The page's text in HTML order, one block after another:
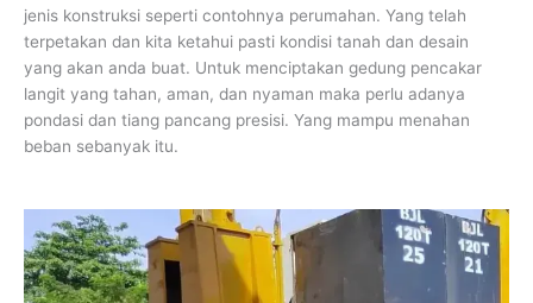
jenis konstruksi seperti contohnya perumahan. Yang telah
terpetakan dan kita ketahui pasti kondisi tanah dan desain
yang akan anda buat. Untuk menciptakan gedung pencakar
langit yang tahan, aman, dan nyaman maka perlu adanya
pondasi dan tiang pancang presisi. Yang mampu menahan
beban sebanyak itu.